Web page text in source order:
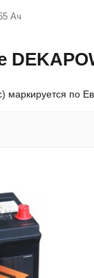
Ач
по